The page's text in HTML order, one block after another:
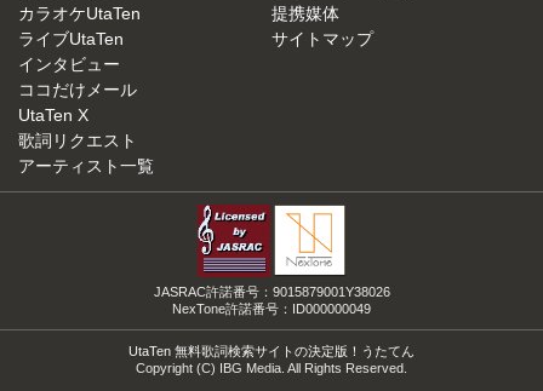
カラオケUtaTen
ライブUtaTen
インタビュー
ココだけメール
UtaTen X
歌詞リクエスト
アーティスト一覧
提携媒体
サイトマップ
JASRAC許諾番号：9015879001Y38026
NexTone許諾番号：ID000000049
UtaTen 無料歌詞検索サイトの決定版！うたてん
Copyright (C) IBG Media. All Rights Reserved.